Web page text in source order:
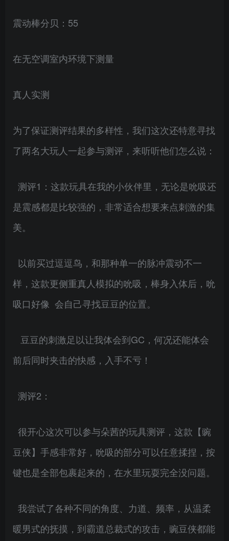
震动棒分贝：55
在无空调室内环境下测量
真人实测
为了保证测评结果的多样性，我们这次还特意寻找
了两名大玩人一起参与测评，来听听他们怎么说：
测评1：这款玩具在我的小伙伴里，无论是吮吸还
是震感都是比较强的，非常适合想要来点刺激的集
美。
以前买过逗逗鸟，和那种单一的脉冲震动不一
样，这款更侧重真人模拟的吮吸，棒身入体后，吮
吸口好像 会自己寻找豆豆的位置。
豆豆的刺激足以让我体会到GC，何况还能体会
前后同时夹击的快感，入手不亏！
测评2：
很开心这次可以参与朵茜的玩具测评，这款【豌
豆侠】手感非常好，吮吸的部分可以任意揉捏，按
键也是全部包裹起来的，在水里玩耍完全没问题。
我尝试了各种不同的角度、力道、频率，从温柔
暖男式的抚摸，到霸道总裁式的攻击，豌豆侠都能